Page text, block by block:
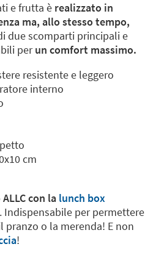
e frutta è realizzato in
ma, allo stesso tempo,
due scomparti principali e
perun comfort massimo.
resistente e leggero
interno
cm
con la lunch box
. Indispensabile per permettere
o la merenda! E non
!